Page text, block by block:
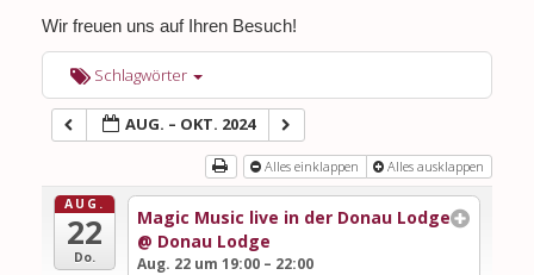
Wir freuen uns auf Ihren Besuch!
Schlagwörter
AUG. – OKT. 2024
Alles einklappen Alles ausklappen
AUG.
22
Do.
Magic Music live in der Donau Lodge
@ Donau Lodge
Aug. 22 um 19:00 – 22:00